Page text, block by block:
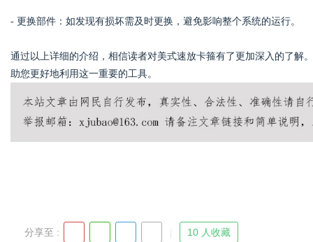
- 更换部件：如发现有损坏需及时更换，避免影响整个系统的运行。
通过以上详细的介绍，相信读者对美式速放卡箍有了更加深入的了解
助您更好地利用这一重要的工具。
分享至 : 10 人收藏